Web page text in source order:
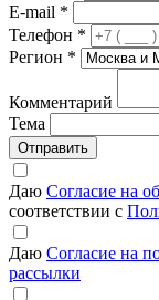
E-mail *
Телефон *
Регион *
Комментарий
Тема
Отправить
Даю Согласие на
соответствии с
Даю Согласие на
рассылки